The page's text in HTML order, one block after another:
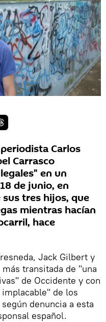
Carlos
Carrasco
en un
de junio, en
tres hijos, que
mientras hacían
hace
Jack Gilbert y
transitada de "una
de Occidente y con
de los
denuncia a esta
español.